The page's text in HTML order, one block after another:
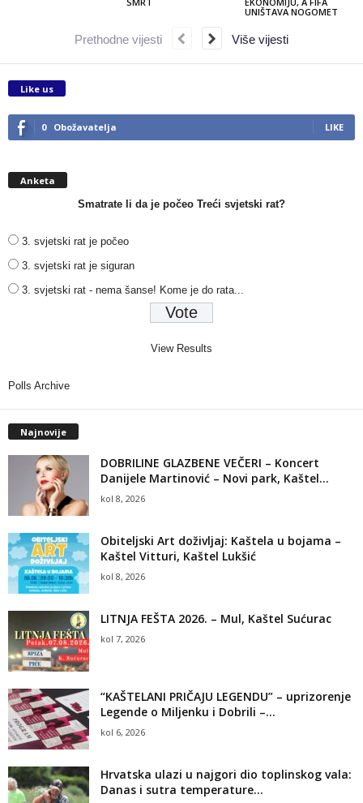
UNIŠTAVA NOGOMET
Prethodne vijesti Više vijesti
Like us
0 Obožavatelja LIKE
Anketa
Smatrate li da je počeo Treći svjetski rat?
3. svjetski rat je počeo
3. svjetski rat je siguran
3. svjetski rat - nema šanse! Kome je do rata...
View Results
Polls Archive
Najnovije
DOBRILINE GLAZBENE VEČERI – Koncert
Danijele Martinović – Novi park, Kaštel...
kol 8, 2026
Obiteljski Art doživljaj: Kaštela u bojama –
Kaštel Vitturi, Kaštel Lukšić
kol 8, 2026
LITNJA FEŠTA 2026. – Mul, Kaštel Sućurac
kol 7, 2026
“KAŠTELANI PRIČAJU LEGENDU” – uprizorenje
Legende o Miljenku i Dobrili –...
kol 6, 2026
Hrvatska ulazi u najgori dio toplinskog vala:
Danas i sutra temperature...